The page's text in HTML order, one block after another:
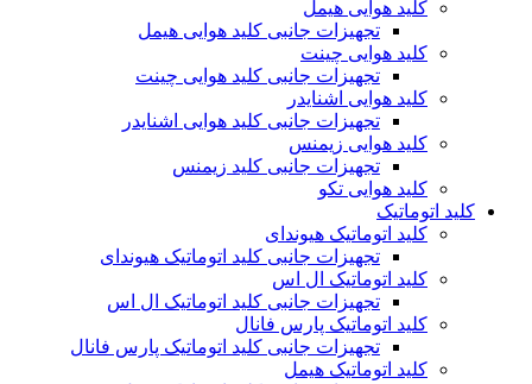
کلید هوایی هیمل
تجهیزات جانبی کلید هوایی هیمل
کلید هوایی چینت
تجهیزات جانبی کلید هوایی چینت
کلید هوایی اشنایدر
تجهیزات جانبی کلید هوایی اشنایدر
کلید هوایی زیمنس
تجهیزات جانبی کلید زیمنس
کلید هوایی تکو
کلید اتوماتیک
کلید اتوماتیک هیوندای
تجهیزات جانبی کلید اتوماتیک هیوندای
کلید اتوماتیک ال اس
تجهیزات جانبی کلید اتوماتیک ال اس
کلید اتوماتیک پارس فانال
تجهیزات جانبی کلید اتوماتیک پارس فانال
کلید اتوماتیک هیمل